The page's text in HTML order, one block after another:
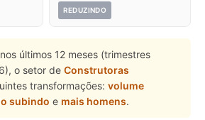
REDUZINDO
últimos 12 meses (trimestres
o setor de Construtoras
transformações: volume
subindo e mais homens.